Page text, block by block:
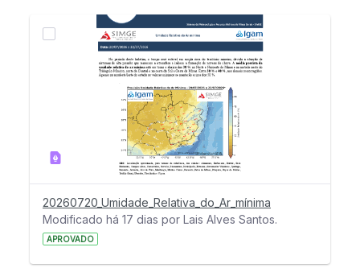
20260720_Umidade_Relativa_do_Ar_mínima
Modificado há 17 dias por Lais Alves Santos.
APROVADO